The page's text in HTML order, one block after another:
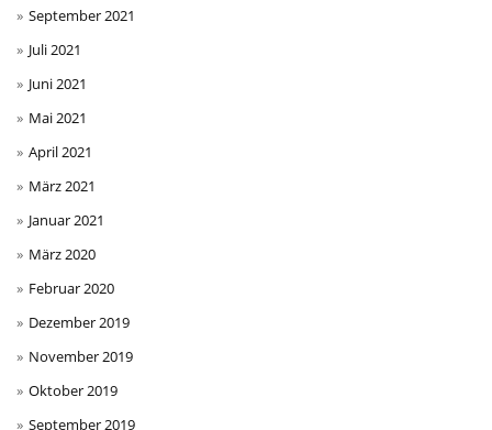
September 2021
Juli 2021
Juni 2021
Mai 2021
April 2021
März 2021
Januar 2021
März 2020
Februar 2020
Dezember 2019
November 2019
Oktober 2019
September 2019